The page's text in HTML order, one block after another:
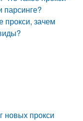
прокси, зачем
новых прокси